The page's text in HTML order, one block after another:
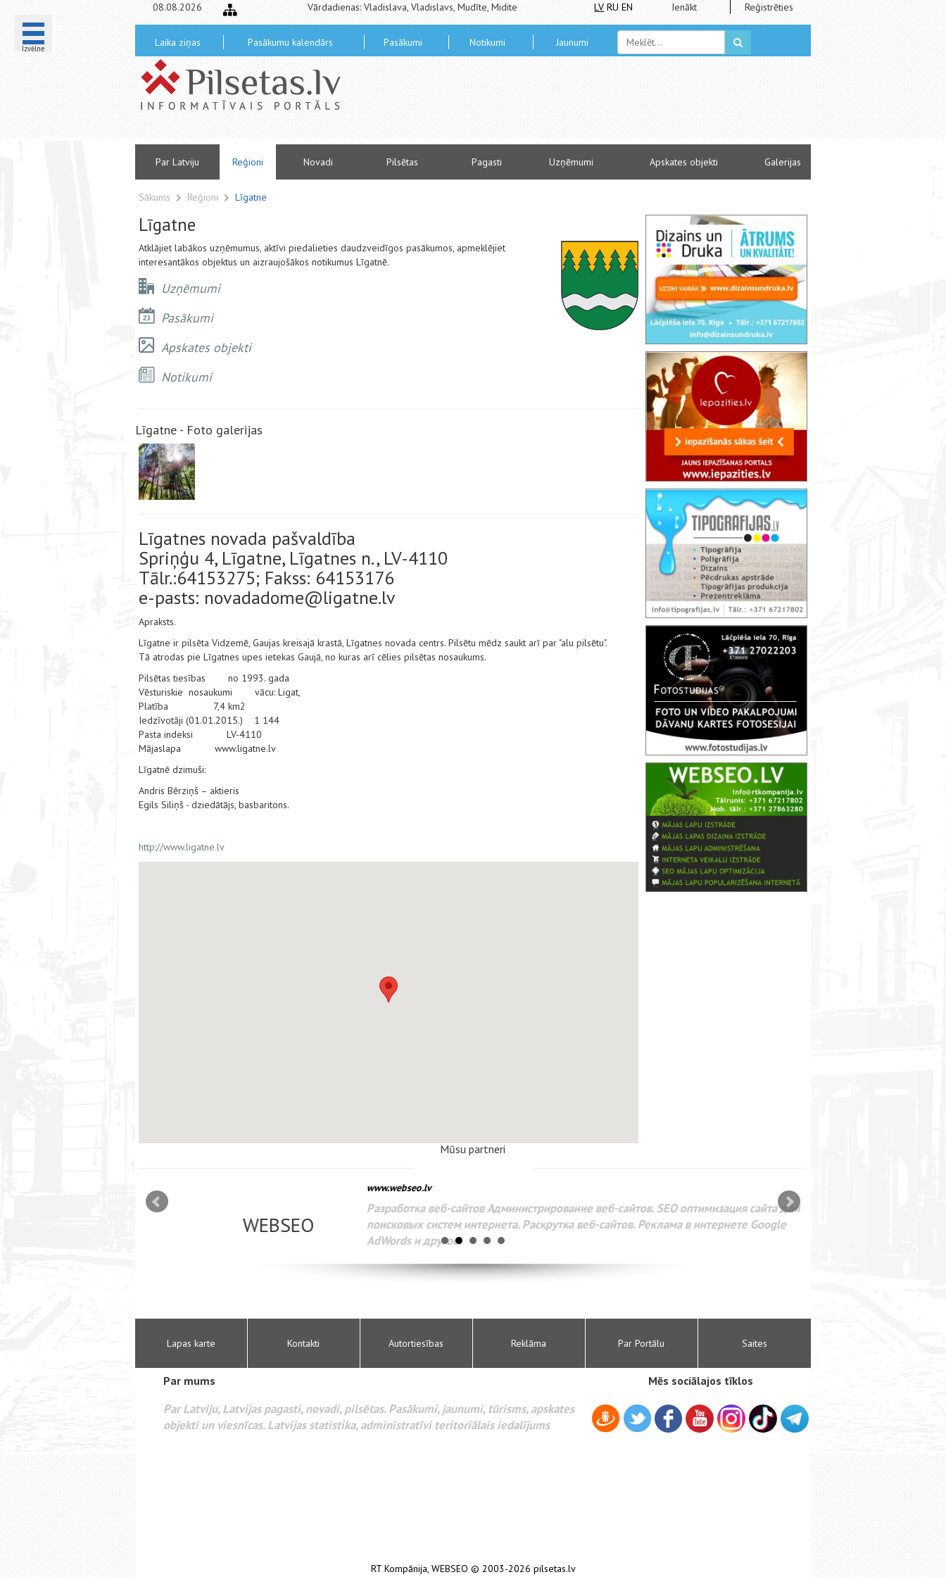
Izvēlne
08.08.2026 Vārdadienas: Vladislava, Vladislavs, Mudīte, Midite LV RU EN Ienākt Reģistrēties
Laika ziņas Pasākumu kalendārs Pasākumi Notikumi Jaunumi
Par Latviju Reģioni Novadi Pilsētas Pagasti Uzņēmumi Apskates objekti Galerijas
Sākums Reģioni Līgatne
Līgatne
Atklājiet labākos uzņēmumus, aktīvi piedalieties daudzveidīgos pasākumos, apmeklējiet
interesantākos objektus un aizraujošākos notikumus Līgatnē.
Uzņēmumi
Pasākumi
Apskates objekti
Notikumi
Līgatne - Foto galerijas
Līgatnes novada pašvaldība
Spriņģu 4, Līgatne, Līgatnes n., LV-4110
Tālr.:64153275; Fakss: 64153176
e-pasts: novadadome@ligatne.lv
Apraksts.
Līgatne ir pilsēta Vidzemē, Gaujas kreisajā krastā, Līgatnes novada centrs. Pilsētu mēdz saukt arī par "alu pilsētu".
Tā atrodas pie Līgatnes upes ietekas Gaujā, no kuras arī cēlies pilsētas nosaukums.
Pilsētas tiesības no 1993. gada
Vēsturiskie nosaukumi vācu: Ligat,
Platība 7,4 km2
Iedzīvotāji (01.01.2015.) 1 144
Pasta indeksi LV-4110
Mājaslapa www.ligatne.lv
Līgatnē dzimuši:
Andris Bērziņš – aktieris
Egils Siliņš - dziedātājs, basbaritons.
http://www.ligatne.lv
Mūsu partneri
WEBSEO
www.webseo.lv
Разработка веб-сайтов Администрирование веб-сайтов. SEO оптимизация сайта для
поисковых систем интернета. Раскрутка веб-сайтов. Реклама в интернете Google
AdWords и другое.
Lapas karte Kontakti Autortiesības Reklāma Par Portālu Saites
Par mums
Par Latviju, Latvijas pagasti, novadi, pilsētas. Pasākumi, jaunumi, tūrisms, apskates
objekti un viesnīcas. Latvijas statistika, administratīvi teritoriālais iedalījums
Mēs sociālajos tīklos
RT Kompānija, WEBSEO © 2003-2026 pilsetas.lv